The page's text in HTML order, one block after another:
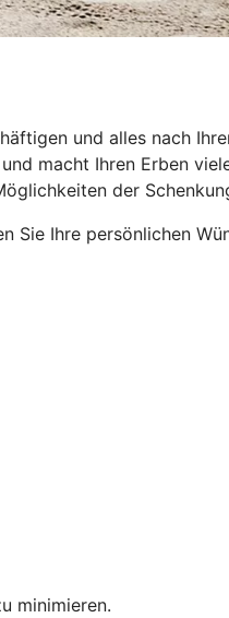
und alles nach
macht Ihren Erben
der
Sie Ihre persönlichen
minimieren.